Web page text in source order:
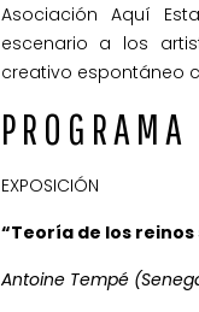
Asociación Aquí
escenario a los
creativo espontáneo
PROGRAMA
EXPOSICIÓN
“Teoría de los reinos
Antoine Tempé